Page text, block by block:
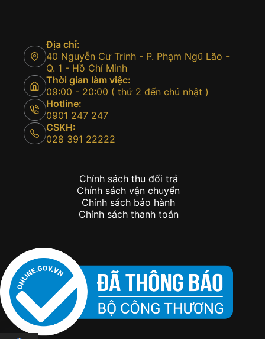
Địa chỉ:
40 Nguyễn Cư Trinh - P. Phạm Ngũ Lão -
Q. 1 - Hồ Chí Minh
Thời gian làm việc:
09:00 - 20:00 ( thứ 2 đến chủ nhật )
Hotline:
0901 247 247
CSKH:
028 391 22222
Chính sách thu đổi trả
Chính sách vận chuyển
Chính sách bảo hành
Chính sách thanh toán